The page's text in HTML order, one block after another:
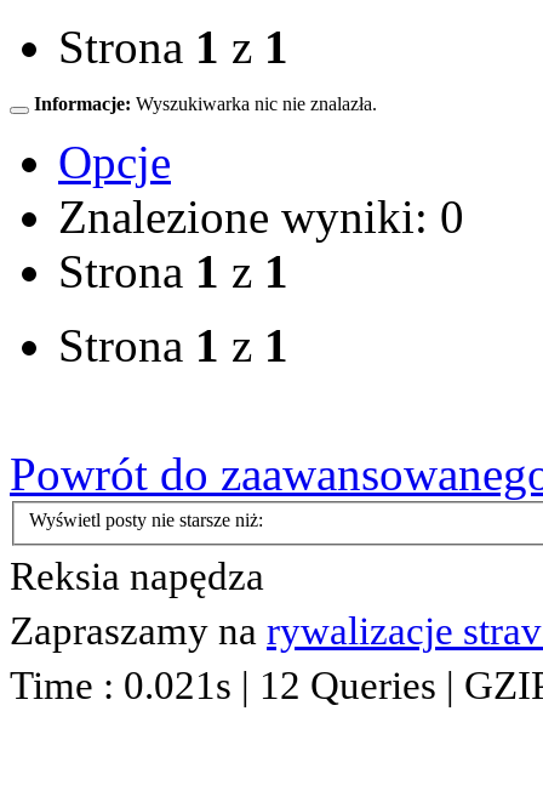
Strona 1 z 1
Informacje: Wyszukiwarka nic nie znalazła.
Opcje
Znalezione wyniki: 0
Strona 1 z 1
Strona 1 z 1
Powrót do
Wyświetl posty nie starsze niż:
Reksia napędza
Zapraszamy na rywalizacje
Time : 0.021s | 12 Queries |